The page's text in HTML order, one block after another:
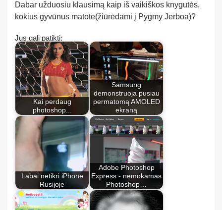
Dabar užduosiu klausimą kaip iš vaikiškos knygutės,
kokius gyvūnus matote(žiūrėdami į Pygmy Jerboa)?
Jus gali patikti:
Kai perdaug
photoshop...
Samsung
demonstruoja pusiau
permatomą AMOLED
ekraną
Labai netikri iPhone
Rusijoje
Adobe Photoshop
Express - nemokamas
Photoshop…